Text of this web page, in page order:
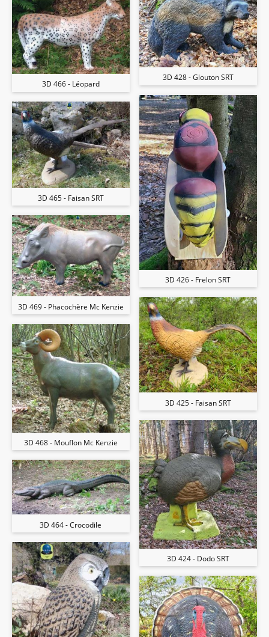
3D 466 - Léopard
3D 465 - Faisan SRT
3D 469 - Phacochère Mc Kenzie
3D 468 - Mouflon Mc Kenzie
3D 464 - Crocodile
3D 428 - Glouton SRT
3D 426 - Frelon SRT
3D 425 - Faisan SRT
3D 424 - Dodo SRT